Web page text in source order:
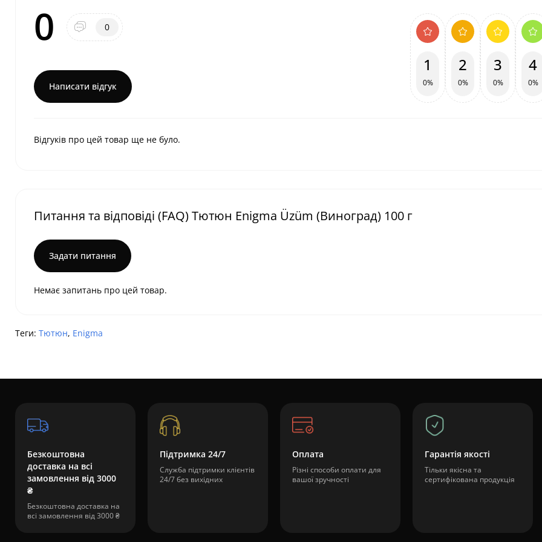
0 0
Написати відгук
1
0%
2
0%
3
0%
4
0%
Відгуків про цей товар ще не було.
Питання та відповіді (FAQ) Тютюн Enigma Üzüm (Виноград) 100 г
Задати питання
Немає запитань про цей товар.
Теги: Тютюн, Enigma
Безкоштовна
доставка на всі
замовлення від 3000
₴
Безкоштовна доставка на
всі замовлення від 3000 ₴
Підтримка 24/7
Служба підтримки клієнтів
24/7 без вихідних
Оплата
Різні способи оплати для
вашої зручності
Гарантія якості
Тільки якісна та
сертифікована продукція